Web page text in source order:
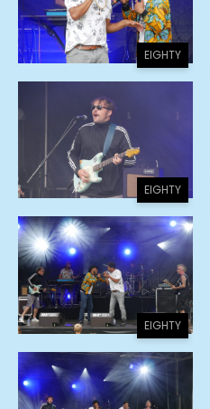
EIGHTY
EIGHTY
EIGHTY